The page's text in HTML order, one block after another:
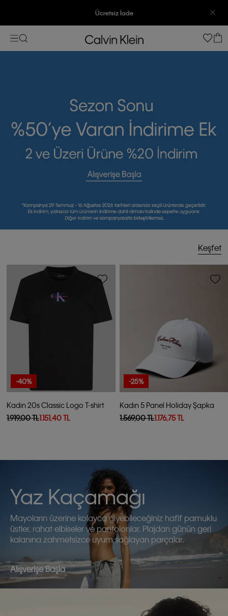
7500 TL Ve Üzeri Alışverişlerinizde 6 Taksit İmkanı
Keşfet
-40%
Kadın 20s Classic Logo T-shirt
1.919,00 TL1.151,40 TL
-25%
Kadın 5 Panel Holiday Şapka
1.569,00 TL1.176,75 TL
Yaz Kaçamağı
Mayoların üzerine kolayca giyebileceğiniz hafif pamuklu
üstler, rahat elbiseler ve pantolonlar. Plajdan günün geri
kalanına zahmetsizce uyum sağlayan parçalar.
Alışverişe Başla